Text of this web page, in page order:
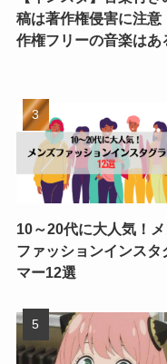
稿は著作権侵害に注意
作権フリーの音楽はあ
10～20代に大人気！
ファッションインスタ
マー12選